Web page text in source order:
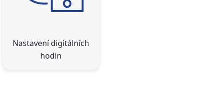
Nastavení digitálních
hodin